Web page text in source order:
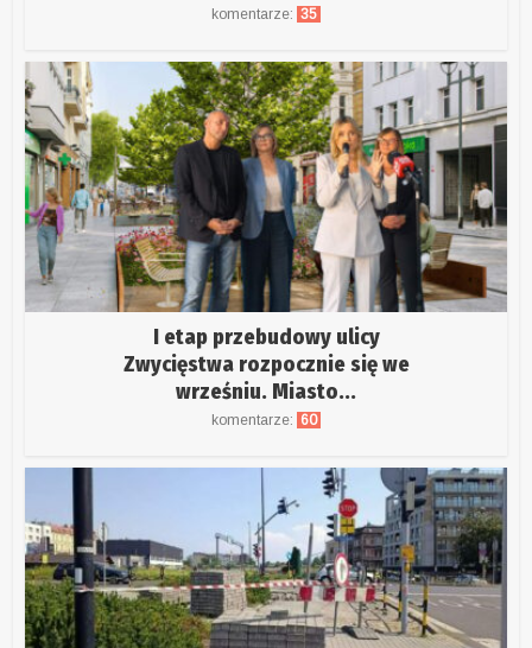
komentarze: 35
I etap przebudowy ulicy
Zwycięstwa rozpocznie się we
wrześniu. Miasto...
komentarze: 60